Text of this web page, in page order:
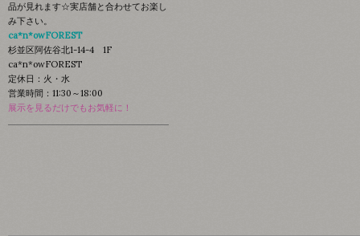
品が見れます☆実店舗と合わせてお楽し
み下さい。
ca*n*owFOREST
杉並区阿佐谷北1-14-4 1F
ca*n*owFOREST
定休日：火・水
営業時間：11:30～18:00
展示を見るだけでもお気軽に！